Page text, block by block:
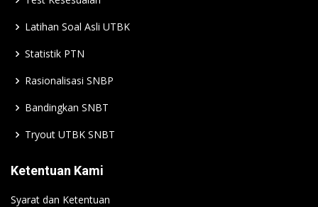
Latihan Soal Asli UTBK
Statistik PTN
Rasionalisasi SNBP
Bandingkan SNBT
Tryout UTBK SNBT
Ketentuan Kami
Syarat dan Ketentuan